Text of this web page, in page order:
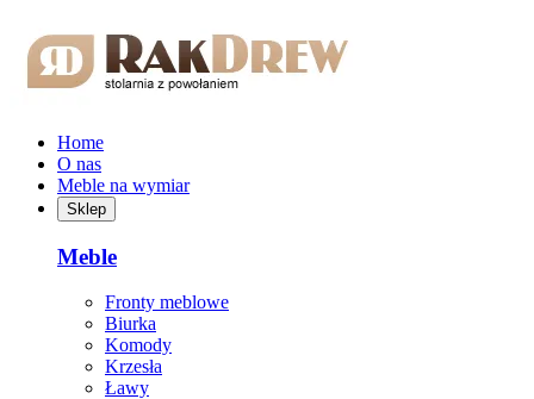
Home
O nas
Meble na wymiar
Sklep
Meble
Fronty meblowe
Biurka
Komody
Krzesła
Ławy